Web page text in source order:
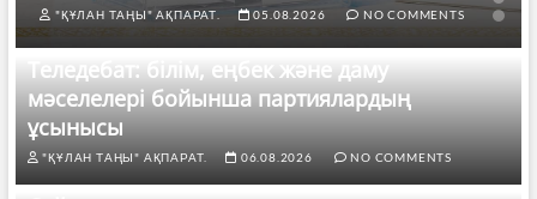
"ҚҰЛАН ТАҢЫ" АҚПАРАТ. 05.08.2026 NO COMMENTS
Теледебат: білім, еңбек және даму
мәселелері бойынша партиялардың
ұсынысы
"ҚҰЛАН ТАҢЫ" АҚПАРАТ. 06.08.2026 NO COMMENTS